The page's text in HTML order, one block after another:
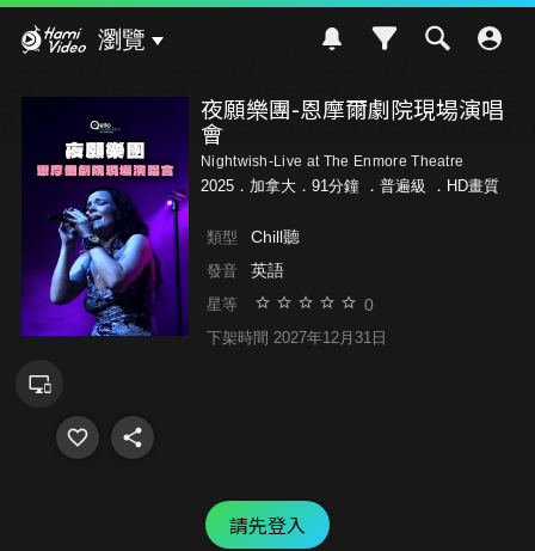
瀏覽
夜願樂團-恩摩爾劇院現場演唱
會
Nightwish-Live at The Enmore Theatre
2025．加拿大．91分鐘 ． 普遍級 ．HD畫質
類型 Chill聽
發音 英語
星等 0
下架時間 2027年12月31日
請先登入